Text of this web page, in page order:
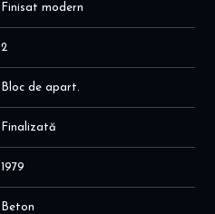
Finisat modern
2
Bloc de apart.
Finalizată
1979
Beton